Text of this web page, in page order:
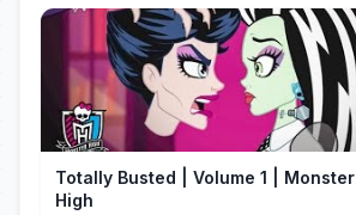
Totally Busted | Volume 1 | Monster
High